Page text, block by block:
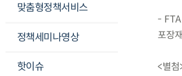
맞춤형정책서비스
정책세미나영상
핫이슈
- FTA
포장
<별